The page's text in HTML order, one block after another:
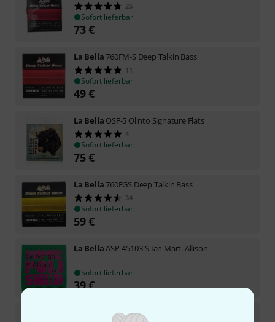
25
Sofort lieferbar
73€
La Bella760FM-S Deep Talkin Bass
11
Sofort lieferbar
49€
La Bella OSF-5 Olinto Signature Flats
4
Sofort lieferbar
75€
La Bella760FGS Deep Talkin Bass
34
Sofort lieferbar
59€
La BellaASP-45103-S Ian Mart. Allison
Sofort lieferbar
39€
750N-CB Black Nylon Tape